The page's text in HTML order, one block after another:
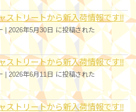
ストリートから新入荷情報です!!
|2026年5月30日 に投稿された
ストリートから新入荷情報です!!
| 2026年6月11日 に投稿された
ストリートから新入荷情報です!!